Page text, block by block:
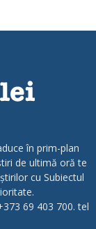
în prim-plan
de ultimă oră te
cu Subiectul
69 403 700. tel